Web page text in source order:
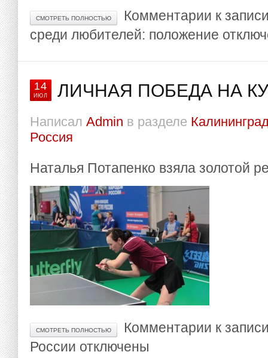
СМОТРЕТЬ ПОЛНОСТЬЮ Комментарии к
среди любителей: положение
14
ИЮЛ ЛИЧНАЯ ПОБЕДА НА
Написал Admin в разделе
Россия
Наталья Потапенко взяла золотой
СМОТРЕТЬ ПОЛНОСТЬЮ Комментарии к
России отключены